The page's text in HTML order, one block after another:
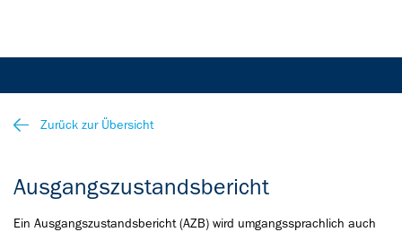
Zurück zur Übersicht
Ausgangszustandsbericht
Ein Ausgangszustandsbericht (AZB) wird umgangssprachlich auch